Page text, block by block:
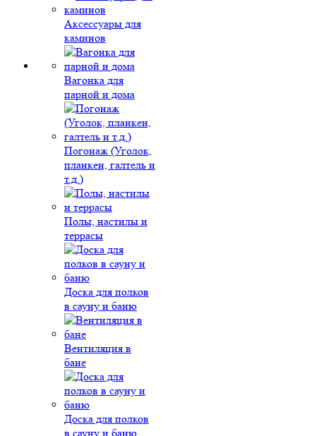
Аксессуары для
каминов
Вагонка для
парной и дома
Погонаж (Уголок,
планкен, галтель и
т.д.)
Полы, настилы и
террасы
Доска для полков
в сауну и баню
Вентиляция в
бане
Доска для полков
в сауну и баню